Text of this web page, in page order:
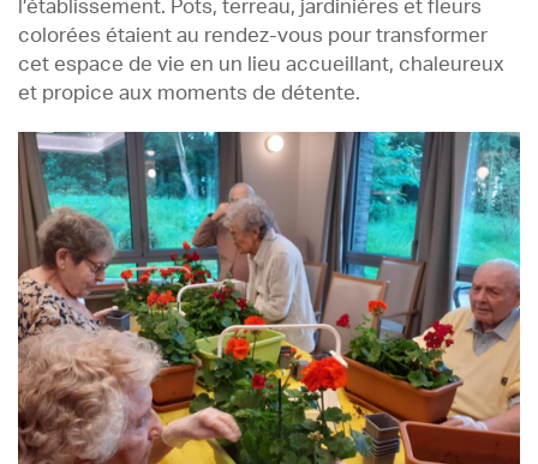
l’établissement. Pots, terreau, jardinières et fleurs
colorées étaient au rendez-vous pour transformer
cet espace de vie en un lieu accueillant, chaleureux
et propice aux moments de détente.